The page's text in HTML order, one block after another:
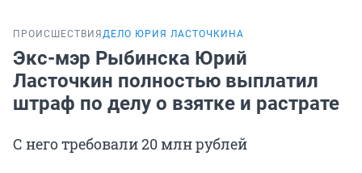
ПРОИСШЕСТВИЯ ДЕЛО ЮРИЯ ЛАСТОЧКИНА
Экс-мэр Рыбинска Юрий
Ласточкин полностью выплатил
штраф по делу о взятке и растрате
С него требовали 20 млн рублей